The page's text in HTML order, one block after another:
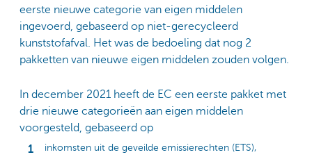
eerste nieuwe categorie van eigen middelen
ingevoerd, gebaseerd op niet-gerecycleerd
kunststofafval. Het was de bedoeling dat nog 2
pakketten van nieuwe eigen middelen zouden volgen.
In december 2021 heeft de EC een eerste pakket met
drie nieuwe categorieën aan eigen middelen
voorgesteld, gebaseerd op
inkomsten uit de geveilde emissierechten (ETS),